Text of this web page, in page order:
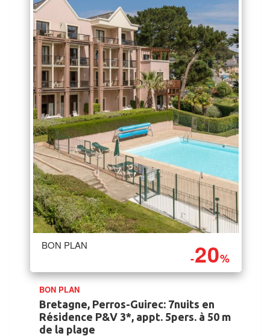
BON PLAN
-20%
BON PLAN
Bretagne, Perros-Guirec: 7nuits en
Résidence P&V 3*, appt. 5pers. à 50 m
de la plage